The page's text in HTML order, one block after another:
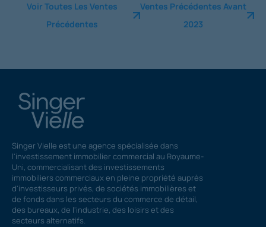
Voir Toutes Les Ventes
Précédentes
Ventes Précédentes Avant
2023
Singer Vielle est une agence spécialisée dans
l'investissement immobilier commercial au Royaume-
Uni, commercialisant des investissements
immobiliers commerciaux en pleine propriété auprès
d'investisseurs privés, de sociétés immobilières et
de fonds dans les secteurs du commerce de détail,
des bureaux, de l'industrie, des loisirs et des
secteurs alternatifs.